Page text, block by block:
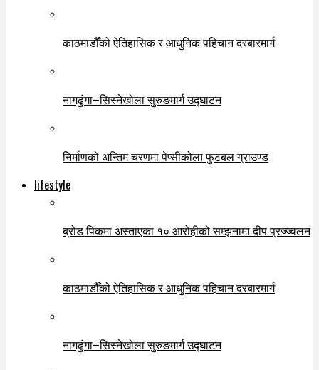
काठमाडौँको ऐतिहासिक र आधुनिक पहिचान दरबारमार्ग
नागढुंगा–सिस्नेखोला सुरुङमार्ग उद्घाटन
निर्माणको अन्तिम चरणमा पेप्सीकोला फुटबल ग्राउण्ड
lifestyle
ब्रोड पिकमा अस्ताएका १० आरोहीको सम्झनामा दीप प्रज्ज्वलन
काठमाडौँको ऐतिहासिक र आधुनिक पहिचान दरबारमार्ग
नागढुंगा–सिस्नेखोला सुरुङमार्ग उद्घाटन